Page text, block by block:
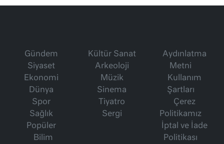
Gündem
Siyaset
Ekonomi
Dünya
Spor
Sağlık
Popüler
Bilim
Kültür Sanat
Arkeoloji
Müzik
Sinema
Tiyatro
Sergi
Aydınlatma
Metni
Kullanım
Şartları
Çerez
Politikamız
İptal ve İade
Politikası